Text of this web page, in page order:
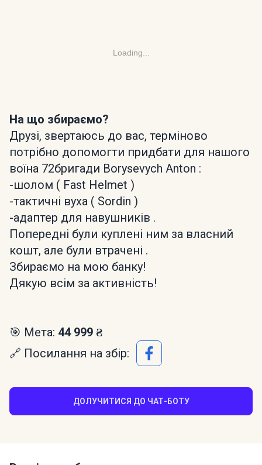
Loading...
На що збираємо?
Друзі, звертаюсь до вас, терміново
потрібно допомогти придбати для нашого
воїна 72бригади Borysevych Anton :
-шолом ( Fast Helmet )
-тактичні вуха ( Sordin )
-адаптер для навушників .
Попередні були куплені ним за власний
кошт, але були втрачені .
Збираємо на мою банку!
Дякую всім за активність!
🎯 Мета: 44 999 ₴
🔗 Посилання на збір:
ДОЛУЧИТИСЯ ДО ЧАТ-БОТУ